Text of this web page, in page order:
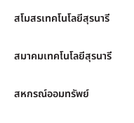
สโมสรเทคโนโลยีสุรนารี
สมาคมเทคโนโลยีสุรนารี
สหกรณ์ออมทรัพย์